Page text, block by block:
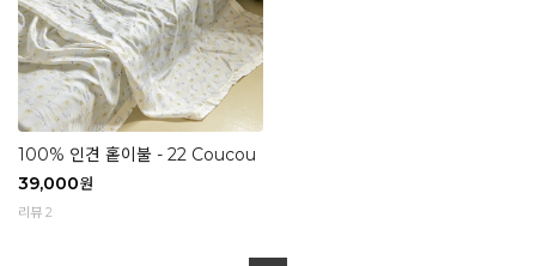
100% 인견 홑이불 - 22 Coucou
39,000원
리뷰 2